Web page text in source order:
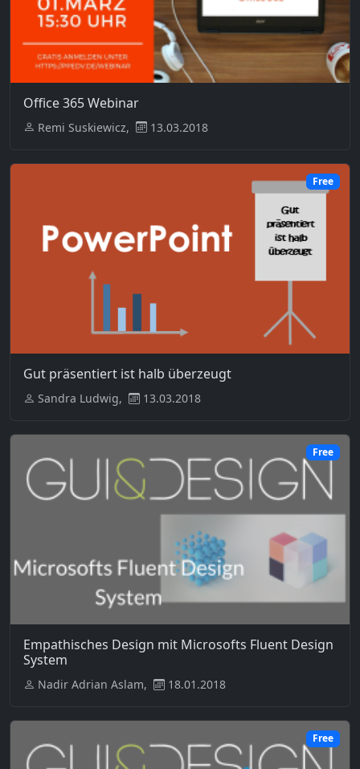
Office 365 Webinar
Remi Suskiewicz, 13.03.2018
Free
Gut präsentiert ist halb überzeugt
Sandra Ludwig, 13.03.2018
Free
Empathisches Design mit Microsofts Fluent Design
System
Nadir Adrian Aslam, 18.01.2018
Free